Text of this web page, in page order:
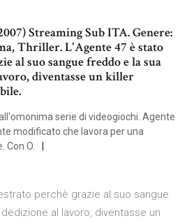
Streaming Sub ITA. Genere:
Thriller. L'Agente 47 è stato
al suo sangue freddo e la sua
diventasse un killer
serie di videogiochi. Agente
modificato che lavora per una
Con O.
perchè grazie al suo sangue
al lavoro, diventasse un